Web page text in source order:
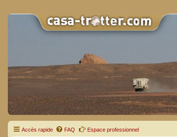
Accès rapide FAQ Espace professionnel